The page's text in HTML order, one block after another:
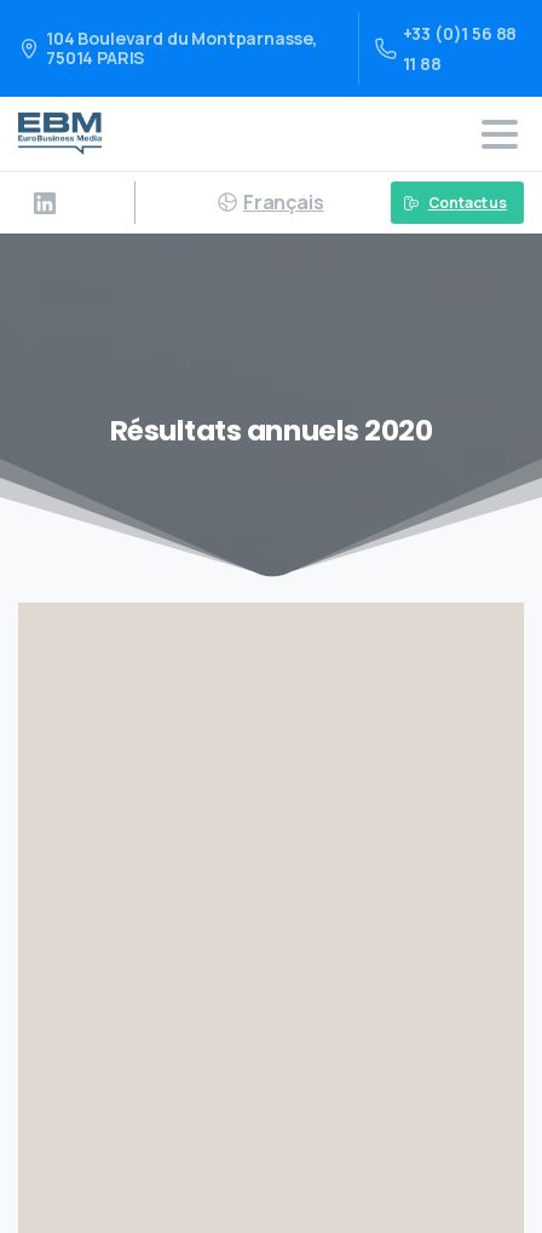
104 Boulevard du Montparnasse,
75014 PARIS
+33 (0)1 56 88
11 88
Français Contact us
Résultats annuels 2020